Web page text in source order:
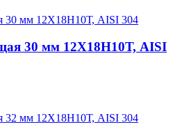
30 мм 12Х18Н10Т, AISI